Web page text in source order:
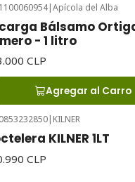
|Apícola del Alba
Bálsamo
- 1 litro
CLP
Agregar al Carro
| KILNER
KILNER 1LT
CLP